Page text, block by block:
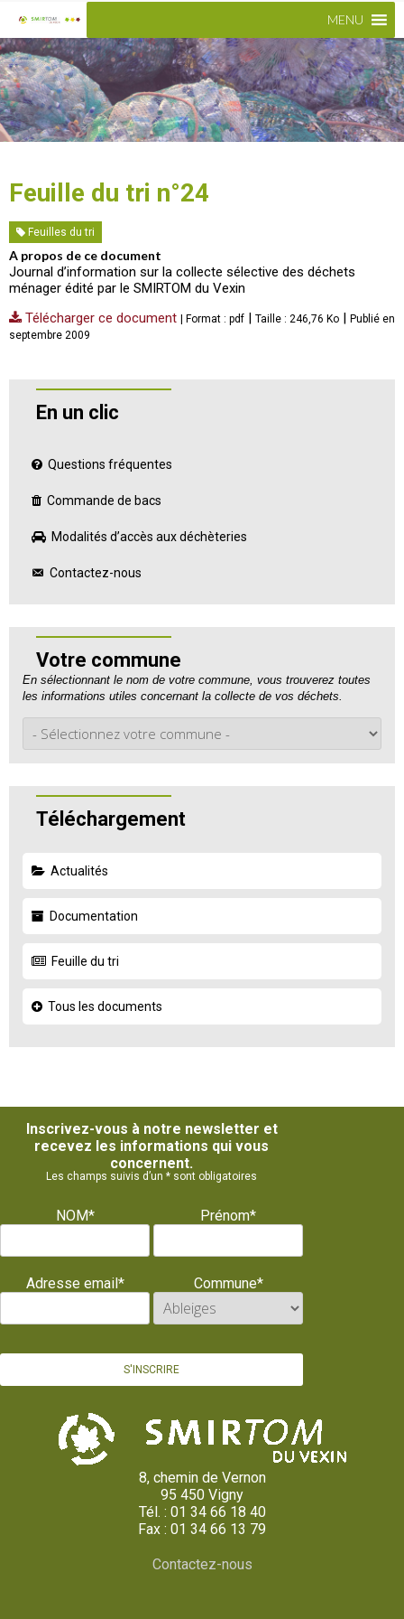
MENU
Feuille du tri n°24
Feuilles du tri
A propos de ce document
Journal d’information sur la collecte sélective des déchets
ménager édité par le SMIRTOM du Vexin
Télécharger ce document
| Format : pdf | Taille : 246,76 Ko | Publié en
septembre 2009
En un clic
Questions fréquentes
Commande de bacs
Modalités d’accès aux déchèteries
Contactez-nous
Votre commune
En sélectionnant le nom de votre commune, vous trouverez toutes
les informations utiles concernant la collecte de vos déchets.
Téléchargement
Actualités
Documentation
Feuille du tri
Tous les documents
Inscrivez-vous à notre newsletter et
recevez les informations qui vous
concernent.
Les champs suivis d’un * sont obligatoires
NOM* Prénom*
Adresse email* Commune*
8, chemin de Vernon
95 450 Vigny
Tél. : 01 34 66 18 40
Fax : 01 34 66 13 79
Contactez-nous